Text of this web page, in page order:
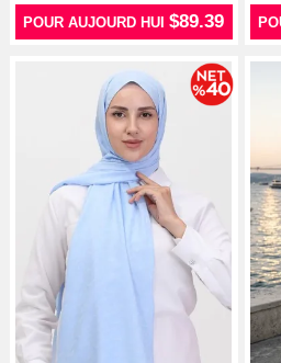
POUR AUJOURD HUI$89.39